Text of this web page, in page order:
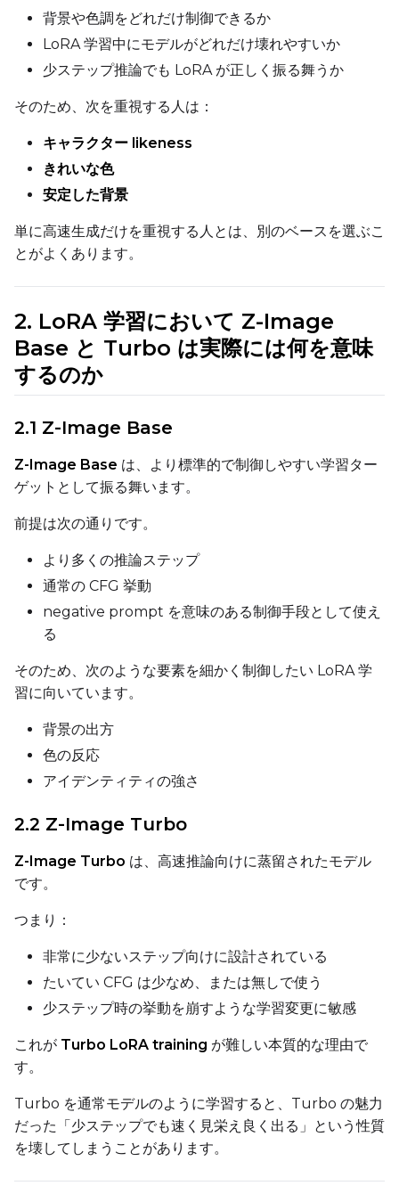
ToggleUse EMA
Text Encoder Optimizations
Toggle Unload TE
Unload TE
Other
VALIDATION
ADVANCED
DATASETS
Caption Dropout Rate
Toggle Is
Is Regularization
背景や色調をどれだけ制御できるか
LoRA 学習中にモデルがどれだけ壊れやすいか
少ステップ推論でも LoRA が正しく振る舞うか
そのため、次を重視する人は：
キャラクター likeness
きれいな色
安定した背景
単に高速生成だけを重視する人とは、別のベースを選ぶこ
とがよくあります。
2. LoRA 学習において Z-Image
Base と Turbo は実際には何を意味
するのか
2.1 Z-Image Base
Z-Image Base は、より標準的で制御しやすい学習ター
ゲットとして振る舞います。
前提は次の通りです。
より多くの推論ステップ
通常の CFG 挙動
negative prompt を意味のある制御手段として使え
る
そのため、次のような要素を細かく制御したい LoRA 学
習に向いています。
背景の出方
色の反応
アイデンティティの強さ
2.2 Z-Image Turbo
Z-Image Turbo は、高速推論向けに蒸留されたモデル
です。
つまり：
非常に少ないステップ向けに設計されている
たいてい CFG は少なめ、または無しで使う
少ステップ時の挙動を崩すような学習変更に敏感
これが Turbo LoRA training が難しい本質的な理由で
す。
Turbo を通常モデルのように学習すると、Turbo の魅力
だった「少ステップでも速く見栄え良く出る」という性質
を壊してしまうことがあります。